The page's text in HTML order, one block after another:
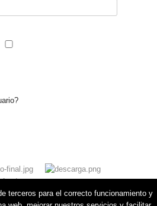
terceros para el correcto funcionamiento y